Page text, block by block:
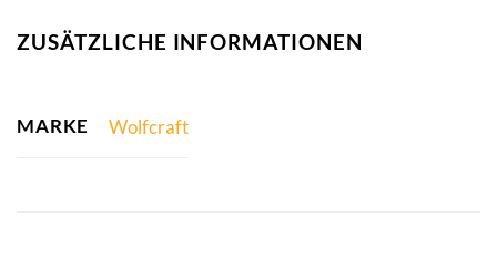
ZUSÄTZLICHE INFORMATIONEN
MARKE Wolfcraft